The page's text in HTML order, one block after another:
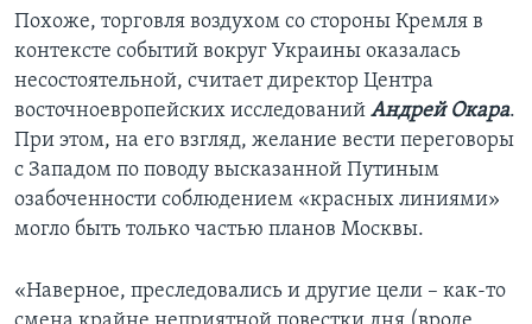
Похоже, торговля воздухом со стороны Кремля в
контексте событий вокруг Украины оказалась
несостоятельной, считает директор Центра
восточноевропейских исследований Андрей Окара.
При этом, на его взгляд, желание вести переговоры
с Западом по поводу высказанной Путиным
озабоченности соблюдением «красных линиями»
могло быть только частью планов Москвы.
«Наверное, преследовались и другие цели – как-то